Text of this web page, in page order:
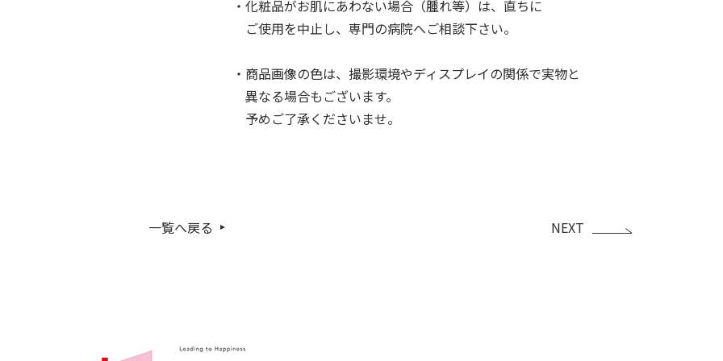
・化粧品がお肌にあわない場合（腫れ等）は、直ちに
ご使用を中止し、専門の病院へご相談下さい。
・商品画像の色は、撮影環境やディスプレイの関係で実物と
異なる場合もございます。
予めご了承くださいませ。
一覧へ戻る NEXT